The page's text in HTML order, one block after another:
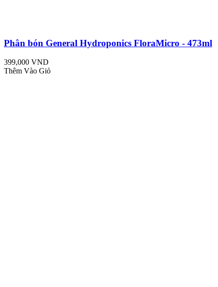
Phân bón General Hydroponics FloraMicro - 473ml
399,000 VND
Thêm Vào Giỏ